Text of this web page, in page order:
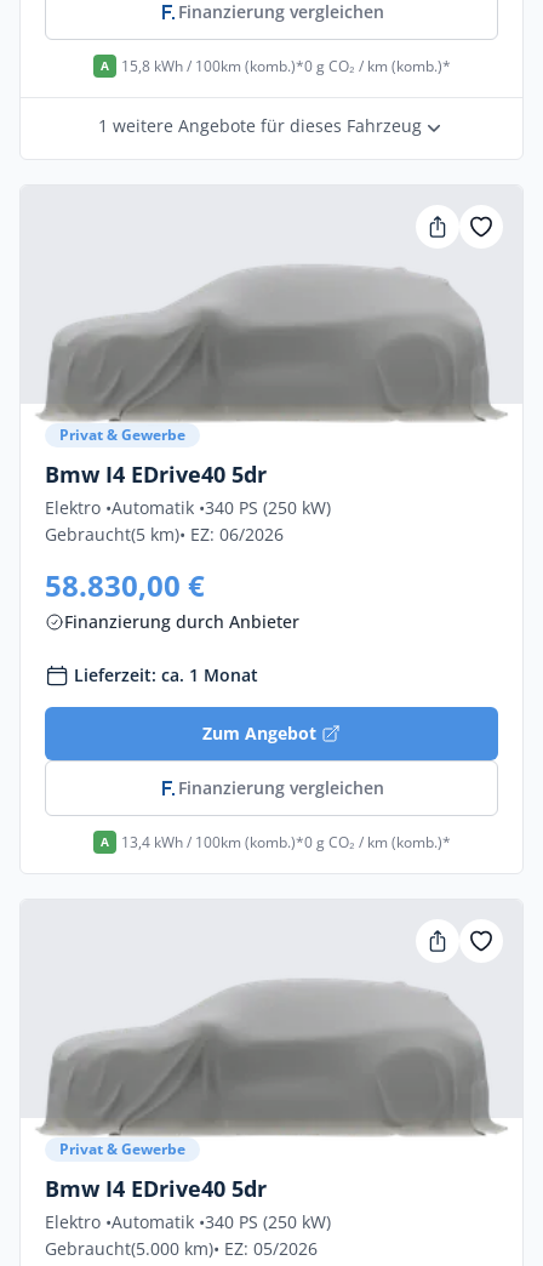
Finanzierung vergleichen
A 15,8 kWh / 100km (komb.)*0 g CO₂ / km (komb.)*
1 weitere Angebote für dieses Fahrzeug
Privat & Gewerbe
Bmw I4 EDrive40 5dr
Elektro •Automatik •340 PS (250 kW)
Gebraucht(5 km)• EZ: 06/2026
58.830,00 €
Finanzierung durch Anbieter
Lieferzeit: ca. 1 Monat
Zum Angebot
Finanzierung vergleichen
A 13,4 kWh / 100km (komb.)*0 g CO₂ / km (komb.)*
Privat & Gewerbe
Bmw I4 EDrive40 5dr
Elektro •Automatik •340 PS (250 kW)
Gebraucht(5.000 km)• EZ: 05/2026